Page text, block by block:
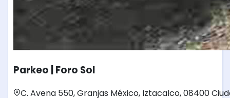
Parkeo | Foro Sol
C. Avena 550, Granjas México, Iztacalco, 08400